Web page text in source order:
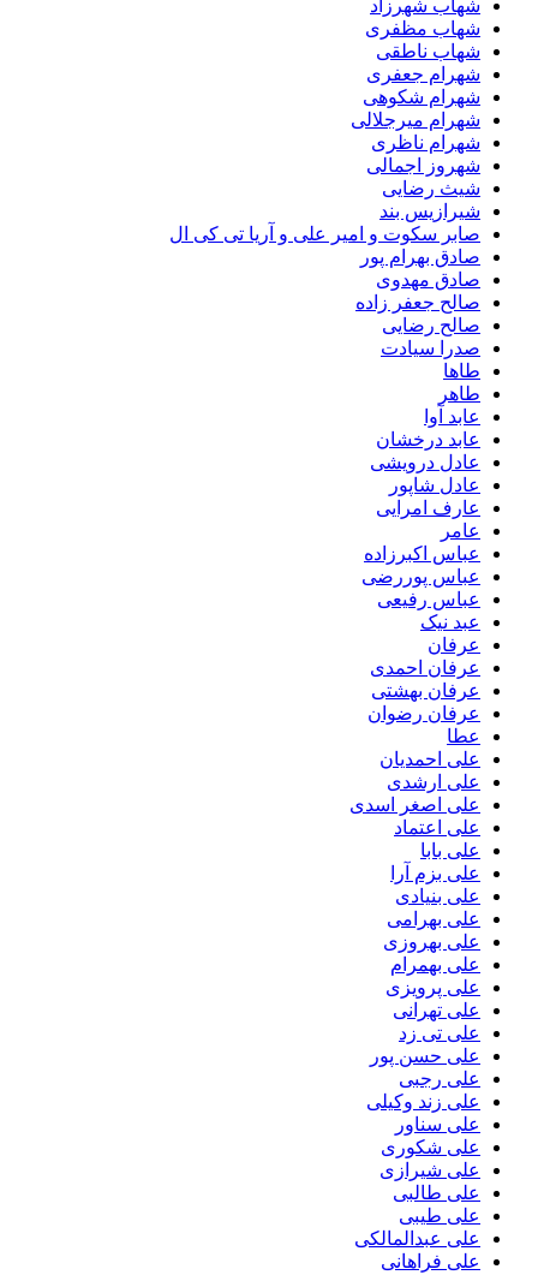
شهاب شهرزاد
شهاب مظفری
شهاب ناطقی
شهرام جعفری
شهرام شکوهی
شهرام میرجلالی
شهرام ناظری
شهروز اجمالی
شیث رضایی
شیرازیس بند
صابر سکوت و امیر علی و آریا تی کی ال
صادق بهرام پور
صادق مهدوی
صالح جعفر زاده
صالح رضایی
صدرا سیادت
طاها
طاهر
عابد آوا
عابد درخشان
عادل درویشی
عادل شاپور
عارف امرایی
عامر
عباس اکبرزاده
عباس پوررضی
عباس رفیعی
عبد نیک
عرفان
عرفان احمدی
عرفان بهشتی
عرفان رضوان
عطا
علی احمدیان
علی ارشدی
علی اصغر اسدی
علی اعتماد
علی بابا
علی بزم آرا
علی بنیادی
علی بهرامی
علی بهروزی
علی بهمرام
علی پرویزی
علی تهرانی
علی تی زد
علی حسن پور
علی رجبی
علی زند وکیلی
علی سناور
علی شکوری
علی شیرازی
علی طالبی
علی طیبی
علی عبدالمالکی
علی فراهانی